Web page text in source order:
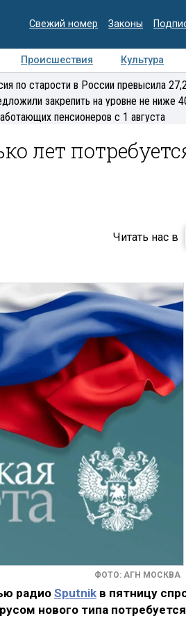
Свежий номер Законы
Происшествия Культура
Интервью
по старости в России превысила
закрепить на уровне не ниже
пенсионеров с 1 августа
лет
Читать нас в
ФОТО: АГН МОСКВА
радио Sputnik в пятницу
нового типа